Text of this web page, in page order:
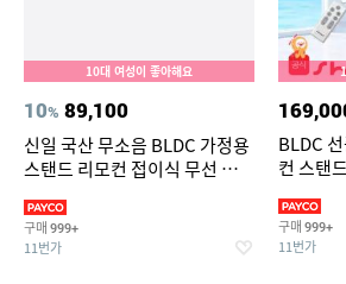
10대 여성이 좋아해요
10% 89,100
신일 국산 무소음 BLDC 가정용
스탠드 리모컨 접이식 무선 선풍
구매 999+
11번가
BLDC
컨 스탠
구매 999+
11번가